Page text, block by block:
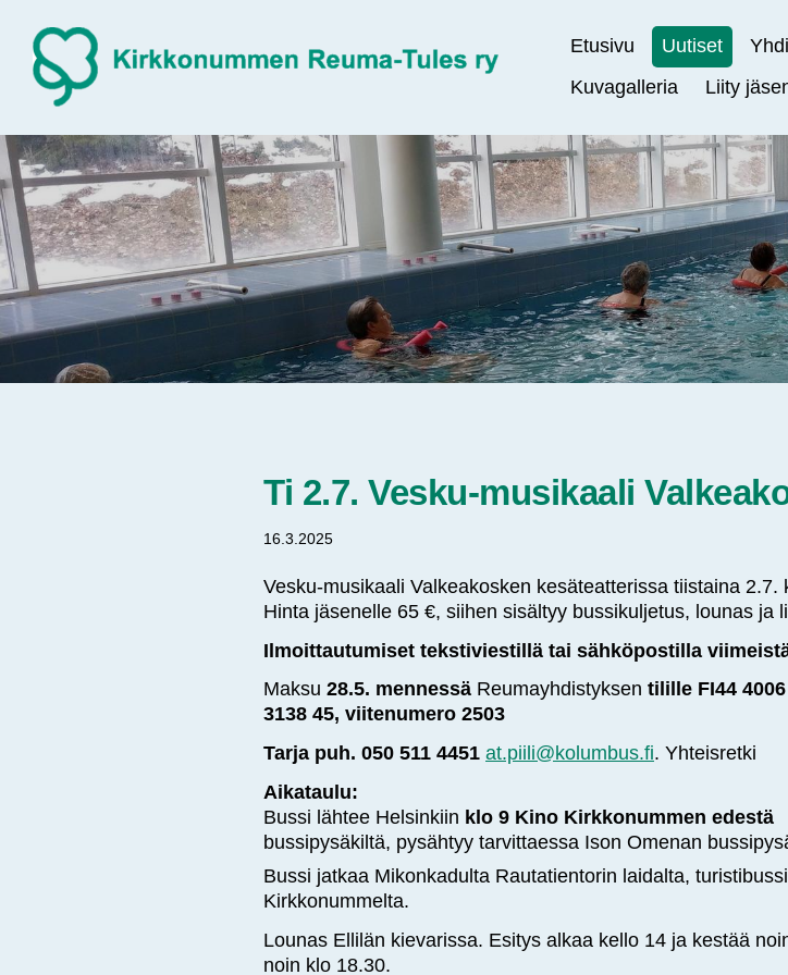
Siirry
sivun
sisältöön
Sivuston etusivulle
Etusivu Uutiset
Kuvagalleria
Liity
Ti 2.7. Vesku-musikaali
16.3.2025
Vesku-musikaali Valkeakosken kesäteatterissa tiistaina 2.7.
Hinta jäsenelle 65 €, siihen sisältyy bussikuljetus, lounas ja
Ilmoittautumiset tekstiviestillä tai sähköpostilla
Maksu 28.5. mennessä Reumayhdistyksen tilille FI44
3138 45, viitenumero 2503
Tarja puh. 050 511 4451 at.piili@kolumbus.fi. Yhteisretki
Aikataulu:
Bussi lähtee Helsinkiin klo 9 Kino Kirkkonummen edestä
bussipysäkiltä, pysähtyy tarvittaessa Ison Omenan
Bussi jatkaa Mikonkadulta Rautatientorin laidalta,
Kirkkonummelta.
Lounas Ellilän kievarissa. Esitys alkaa kello 14 ja kestää
noin klo 18.30.